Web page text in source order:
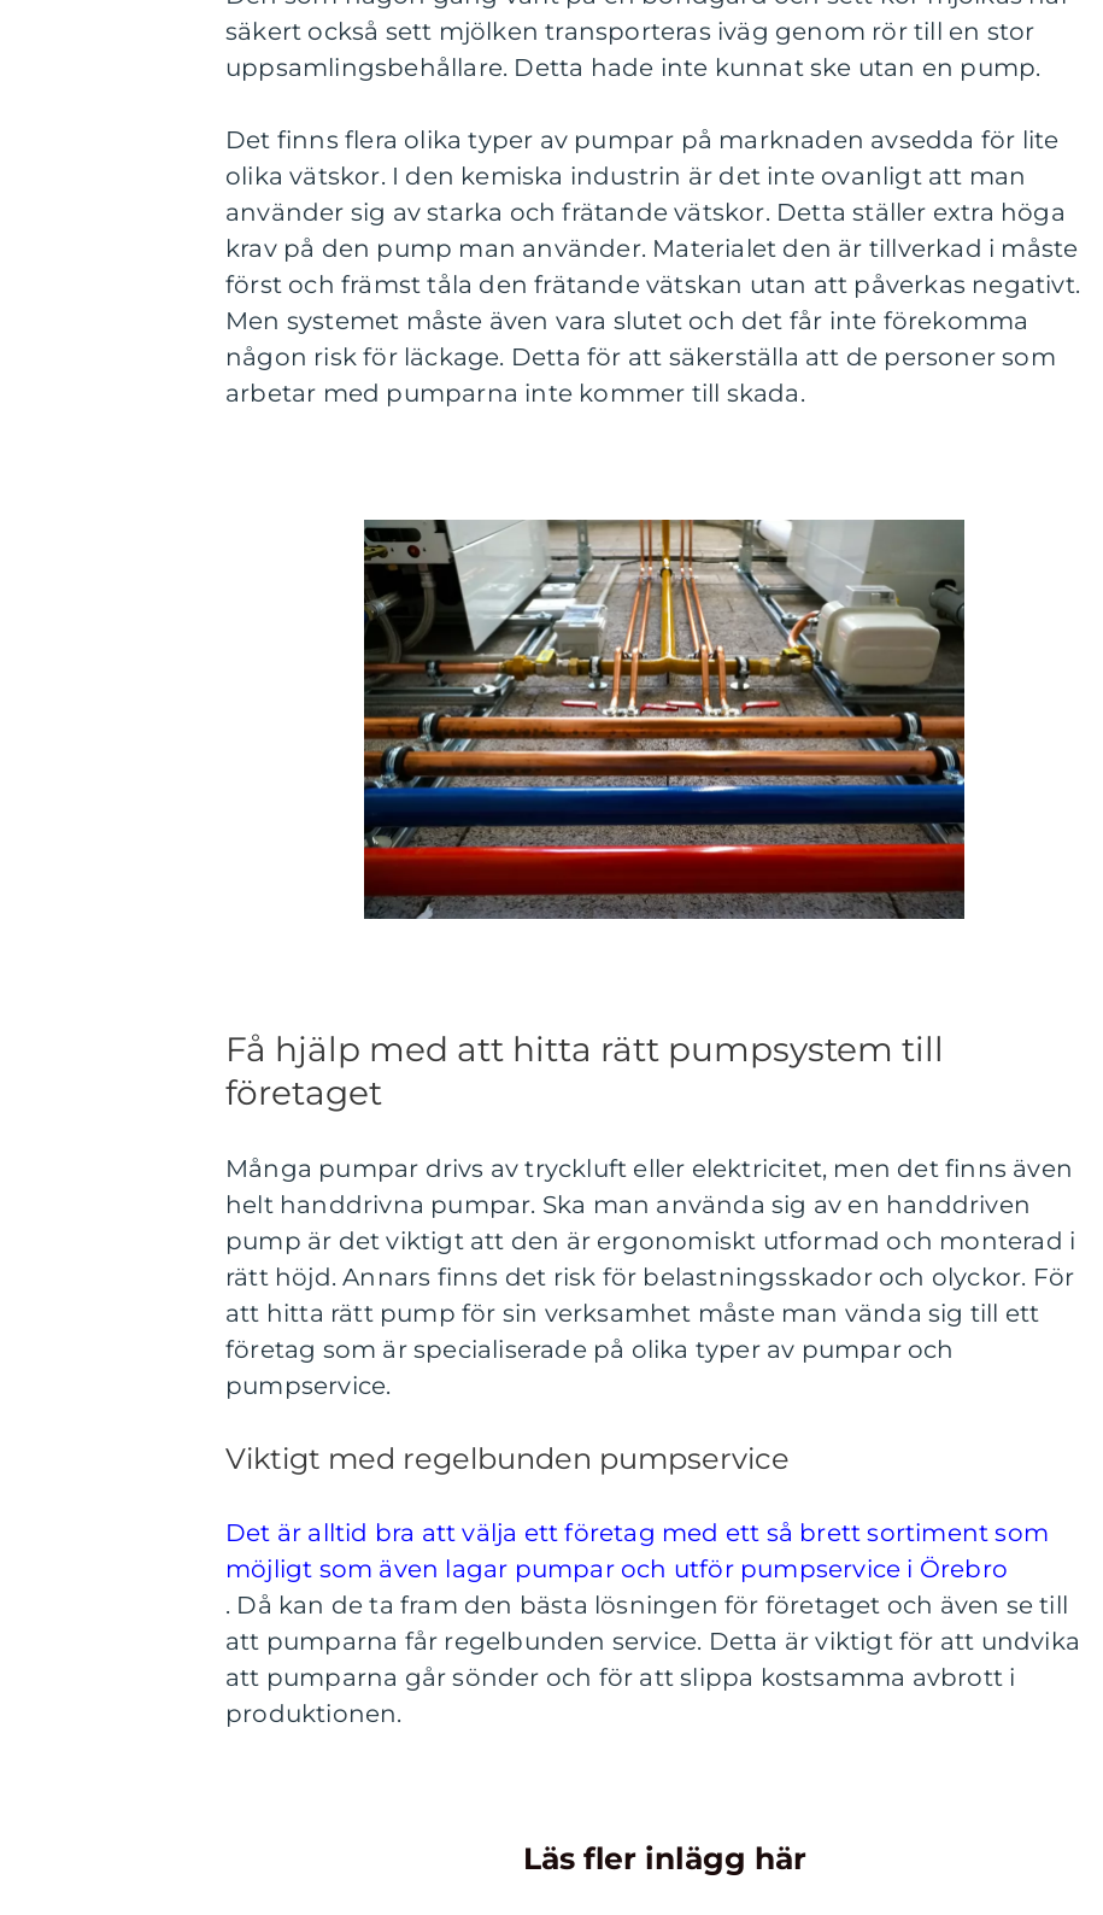
säkert också sett mjölken transporteras iväg genom rör till en stor
uppsamlingsbehållare. Detta hade inte kunnat ske utan en pump.
Det finns flera olika typer av pumpar på marknaden avsedda för lite
olika vätskor. I den kemiska industrin är det inte ovanligt att man
använder sig av starka och frätande vätskor. Detta ställer extra höga
krav på den pump man använder. Materialet den är tillverkad i måste
först och främst tåla den frätande vätskan utan att påverkas negativt.
Men systemet måste även vara slutet och det får inte förekomma
någon risk för läckage. Detta för att säkerställa att de personer som
arbetar med pumparna inte kommer till skada.
Få hjälp med att hitta rätt pumpsystem till
företaget
Många pumpar drivs av tryckluft eller elektricitet, men det finns även
helt handdrivna pumpar. Ska man använda sig av en handdriven
pump är det viktigt att den är ergonomiskt utformad och monterad i
rätt höjd. Annars finns det risk för belastningsskador och olyckor. För
att hitta rätt pump för sin verksamhet måste man vända sig till ett
företag som är specialiserade på olika typer av pumpar och
pumpservice.
Viktigt med regelbunden pumpservice
Det är alltid bra att välja ett företag med ett så brett sortiment som
möjligt som även lagar pumpar och utför pumpservice i Örebro
. Då kan de ta fram den bästa lösningen för företaget och även se till
att pumparna får regelbunden service. Detta är viktigt för att undvika
att pumparna går sönder och för att slippa kostsamma avbrott i
produktionen.
Läs fler inlägg här